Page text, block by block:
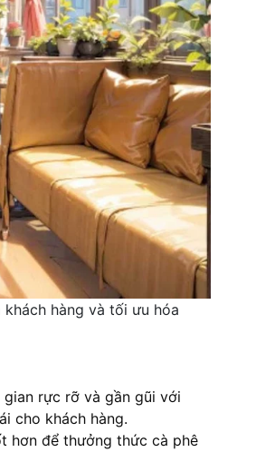
hàng và tối ưu hóa
rực rỡ và gần gũi với
cho khách hàng.
hơn để thưởng thức cà phê